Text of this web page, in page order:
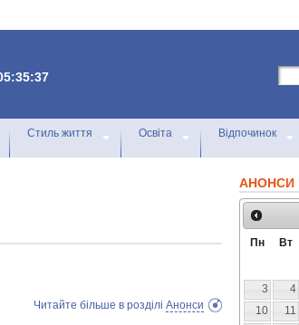
Стиль життя Освіта Відпочинок
Читайте більше в розділі Анонси
АНОНСИ
Пн Вт
3
4
10
11